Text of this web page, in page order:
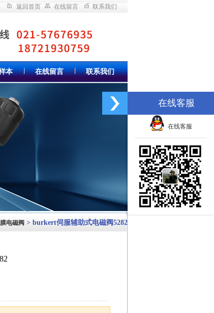
返回首页 在线留言 联系我们
本 在线留言 联系我们
电磁阀> burkert伺服辅助式电磁阀5282
在线客服
在线客服